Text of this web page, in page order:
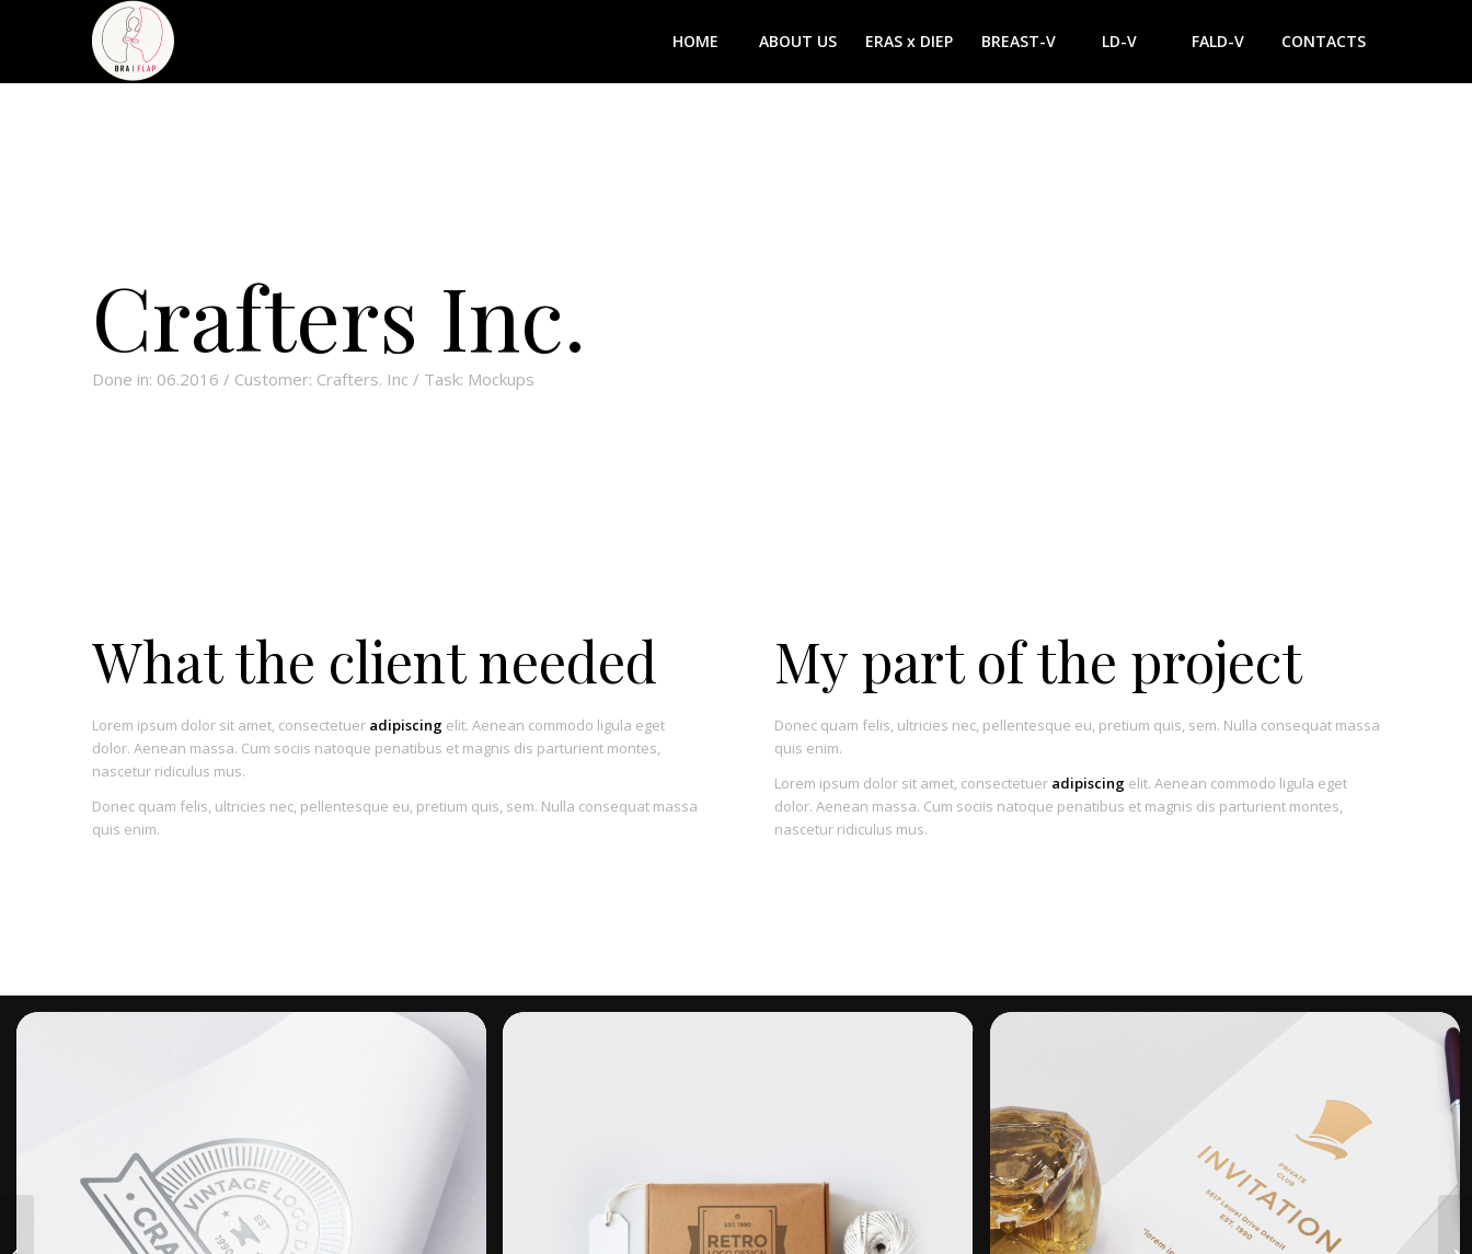
HOME ABOUT US ERAS x DIEP BREAST-V LD-V FALD-V CONTACTS
Crafters Inc.
Done in: 06.2016 / Customer: Crafters. Inc / Task: Mockups
What the client needed
Lorem ipsum dolor sit amet, consectetuer adipiscingelit. Aenean commodo ligula eget
dolor. Aenean massa. Cum sociis natoque penatibus et magnis dis parturient montes,
nascetur ridiculus mus.
Donec quam felis, ultricies nec, pellentesque eu, pretium quis, sem. Nulla consequat massa
quis enim.
My part of the project
Donec quam felis, ultricies nec, pellentesque eu, pretium quis, sem. Nulla consequat massa
quis enim.
Lorem ipsum dolor sit amet, consectetuer adipiscing elit. Aenean commodo ligula eget
dolor. Aenean massa. Cum sociis natoque penatibus et magnis dis parturient montes,
nascetur ridiculus mus.
A dummy portfolio